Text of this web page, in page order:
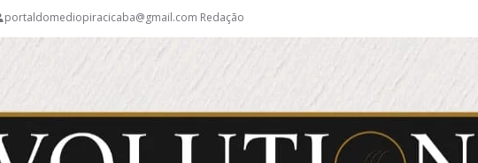
portaldomediopiracicaba@gmail.com Redação